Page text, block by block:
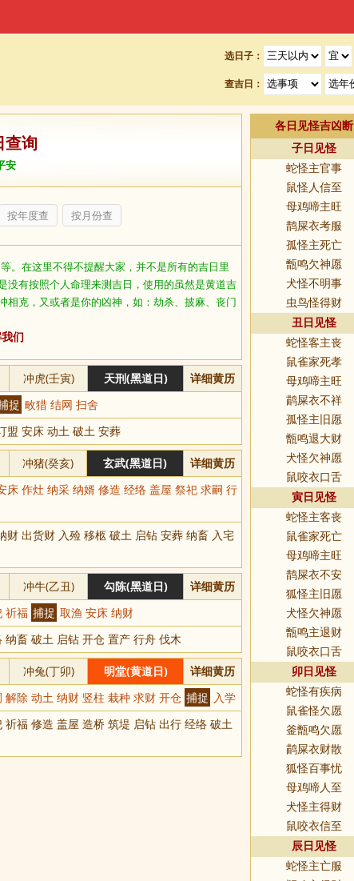
选日子：
查吉日：
查询
安
按年度查 按月份查
。在这里不得不提醒大家，并不是所有的吉日里
没有按照个人命理来测吉日，使用的虽然是黄道吉
相克，又或者是你的凶神，如：劫杀、披麻、丧门
们
冲虎(壬寅) 天刑(黑道日) 详细黄历
捉 畋猎 结网 扫舍
盟 安床 动土 破土 安葬
冲猪(癸亥) 玄武(黑道日) 详细黄历
床 作灶 纳采 纳婿 修造 经络 盖屋 祭祀 求嗣 行
财 出货财 入殓 移柩 破土 启钻 安葬 纳畜 入宅
冲牛(乙丑) 勾陈(黑道日) 详细黄历
祈福 捕捉 取渔 安床 纳财
畜 破土 启钻 开仓 置产 行舟 伐木
冲兔(丁卯) 明堂(黄道日) 详细黄历
除 动土 纳财 竖柱 栽种 求财 开仓 捕捉 入学
福 修造 盖屋 造桥 筑堤 启钻 出行 经络 破土
各日见怪吉凶断
子日见怪
蛇怪主官事
鼠怪人信至
母鸡啼主旺
鹊屎衣考服
孤怪主死亡
甑鸣欠神愿
犬怪不明事
虫鸟怪得财
丑日见怪
蛇怪客主丧
鼠雀家死孝
母鸡啼主旺
鹋屎衣不祥
孤怪主旧愿
甑鸣退大财
犬怪欠神愿
鼠咬衣口舌
寅日见怪
蛇怪主客丧
鼠雀家死亡
母鸡啼主旺
鹊屎衣不安
狐怪主旧愿
犬怪欠神愿
甑鸣主退财
鼠咬衣口舌
卯日见怪
蛇怪有疾病
鼠雀怪欠愿
釜甑鸣欠愿
鹋屎衣财散
狐怪百事忧
母鸡啼人至
犬怪主得财
鼠咬衣信至
辰日见怪
蛇怪主亡服